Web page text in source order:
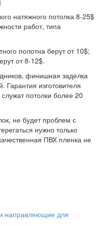
натяжного потолка 8-25$
работ, типа
полотна берут от 10$;
от 8-12$.
финишная заделка
изготовителя
потолки более 20
не будет проблем с
нужно только
ПВХ пленка не
направляющие для